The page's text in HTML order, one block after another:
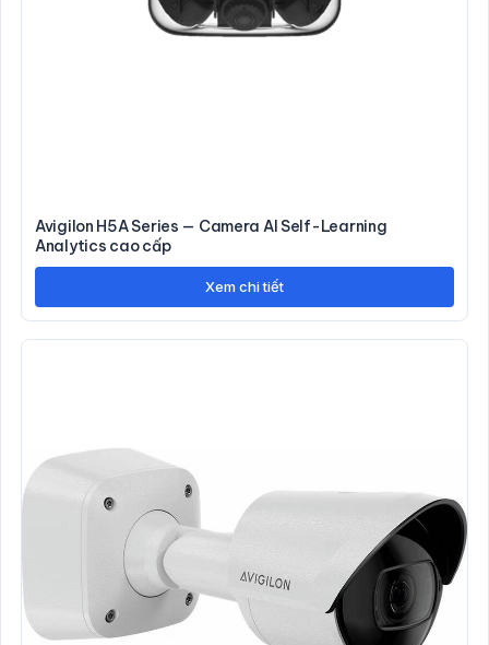
Avigilon H5A Series — Camera AI Self-Learning
Analytics cao cấp
Xem chi tiết